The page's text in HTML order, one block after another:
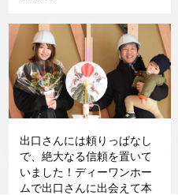
出口さんには頼りっぱなし
で、絶大なる信頼を置いて
いました！ディーワンホー
ムで出口さんに出会えて本